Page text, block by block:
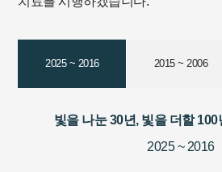
2025 ~ 2016 2015 ~ 2006
빛을 나눈 30년, 빛을 더할 100
2025 ~ 2016